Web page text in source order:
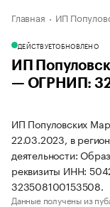
Главная ИП
ДЕЙСТВУЕТОБНОВЛЕНО
ИП
— ОГРНИП:
ИП Популовских
22.03.2023, в
деятельности:
реквизиты ИНН:
323508100153508.
Данные получены из